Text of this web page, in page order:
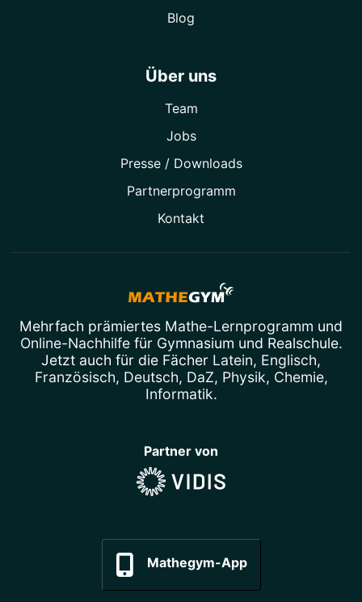
Blog
Über uns
Team
Jobs
Presse / Downloads
Partner­programm
Kontakt
Mehrfach prämiertes Mathe-Lernprogramm und
Online-Nachhilfefür Gymnasium und Realschule.
Jetzt auch für die Fächer Latein, Englisch,
Französisch, Deutsch, DaZ, Physik, Chemie,
Informatik.
Partner von
Mathegym-App